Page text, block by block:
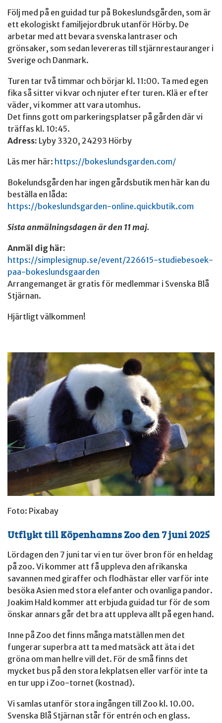
Följ med på en guidad tur på Bokeslundsgården, som är
ett ekologiskt familjejordbruk utanför Hörby. De
arbetar med att bevara svenska lantraser och
grönsaker, som sedan levereras till stjärnrestauranger i
Sverige och Danmark.
Turen tar två timmar och börjar kl. 11:00. Ta med egen
fika så sitter vi kvar och njuter efter turen. Klä er efter
väder, vi kommer att vara utomhus.
Det finns gott om parkeringsplatser på gården där vi
träffas kl. 10:45.
Adress: Lyby 3320, 24293 Hörby
Läs mer här: https://bokeslundsgarden.com/
Bokelundsgården har ingen gårdsbutik men här kan du
beställa en låda:
https://bokeslundsgarden-online.quickbutik.com
Sista anmälningsdagen är den 11 maj.
Anmäl dig här:
https://simplesignup.se/event/226615-studiebesoek-
paa-bokeslundsgaarden
Arrangemanget är gratis för medlemmar i Svenska Blå
Stjärnan.
Hjärtligt välkommen!
Foto: Pixabay
Utflykt till Köpenhamns Zoo den 7 juni 2025
Lördagen den 7 juni tar vi en tur över bron för en heldag
på zoo. Vi kommer att få uppleva den afrikanska
savannen med giraffer och flodhästar eller varför inte
besöka Asien med stora elefanter och ovanliga pandor.
Joakim Hald kommer att erbjuda guidad tur för de som
önskar annars går det bra att uppleva allt på egen hand.
Inne på Zoo det finns många matställen men det
fungerar superbra att ta med matsäck att äta i det
gröna om man hellre vill det. För de små finns det
mycket bus på den stora lekplatsen eller varför inte ta
en tur upp i Zoo-tornet (kostnad).
Vi samlas utanför stora ingången till Zoo kl. 10.00.
Svenska Blå Stjärnan står för entrén och en glass.